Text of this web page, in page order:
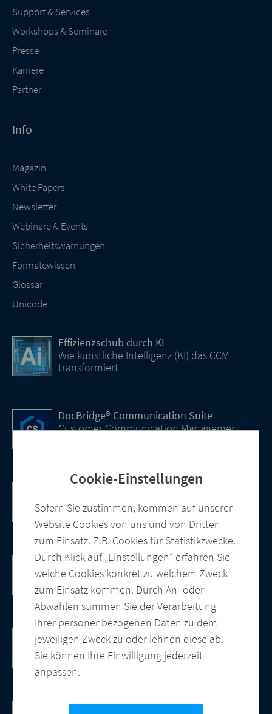
Cookie-Einstellungen
Sofern Sie zustimmen, kommen auf unserer
Website Cookies von uns und von Dritten
zum Einsatz. Z.B. Cookies für Statistikzwecke.
Durch Klick auf „Einstellungen“ erfahren Sie
welche Cookies konkret zu welchem Zweck
zum Einsatz kommen. Durch An- oder
Abwählen stimmen Sie der Verarbeitung
Ihrer personenbezogenen Daten zu dem
jeweiligen Zweck zu oder lehnen diese ab.
Sie können Ihre Einwilligung jederzeit
anpassen.
Support & Services
Workshops & Seminare
Presse
Karriere
Partner
Info
Magazin
White Papers
Newsletter
Webinare & Events
Sicherheitswarnungen
Formatewissen
Glossar
Unicode
Effizienzschub durch KI
Wie künstliche Intelligenz (KI) das CCM
transformiert
DocBridge® Communication Suite
Customer Communication Management
PDF/UA – automatisiert und konform
Wie Sie barrierefreie PDF Dokumente
erstellen
10 Punkte Checkliste als PDF
So modernisieren Sie Ihre
Kundenkommunikation
Cloud-basierte Salesforce
Kundenkommunikation
Integration, zentrale Vorlagenverwaltung
und automatisierte Ausgabensteuerung
CCM Software